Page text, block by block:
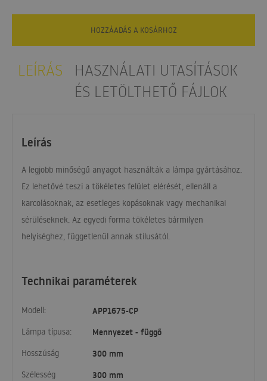
HOZZÁADÁS A KOSÁRHOZ
LEÍRÁS
HASZNÁLATI UTASÍTÁSOK
ÉS LETÖLTHETŐ FÁJLOK
Technikai paraméterek
Modell: APP1675-CP
Lámpa típusa: Mennyezet - függő
Hosszúság 300 mm
Szélesség 300 mm
Leírás
A legjobb minőségű anyagot használták a lámpa gyártásához.
Ez lehetővé teszi a tökéletes felület elérését, ellenáll a
karcolásoknak, az esetleges kopásoknak vagy mechanikai
sérüléseknek. Az egyedi forma tökéletes bármilyen
helyiséghez, függetlenül annak stílusától.